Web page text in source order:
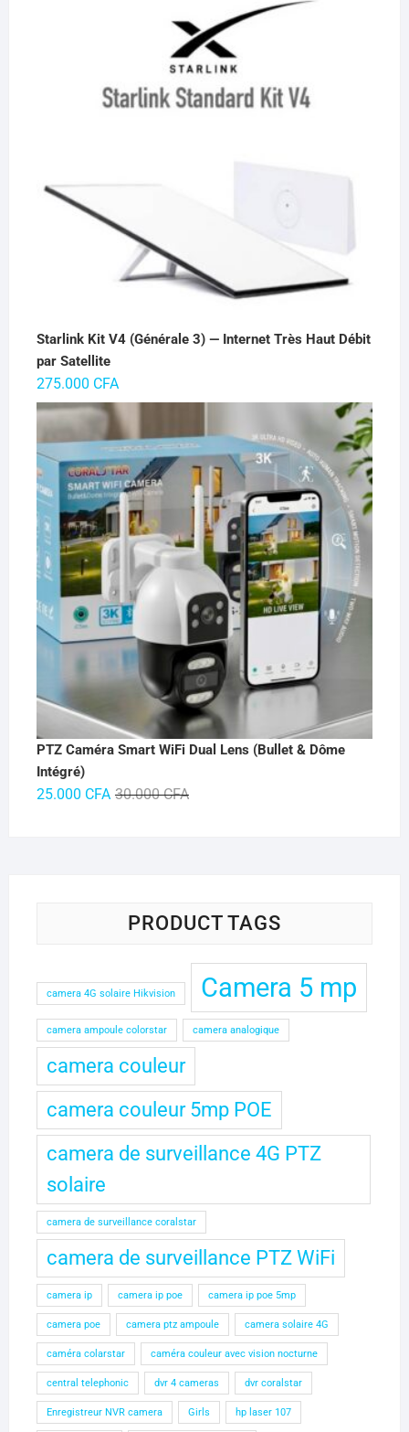
était :
65.000 CFA.
est :
55.000 CFA.
Starlink Kit V4 (Générale 3) — Internet Très Haut Débit
par Satellite
275.000 CFA
PTZ Caméra Smart WiFi Dual Lens (Bullet & Dôme
Intégré)
30.000CFALe
25.000 CFA
Le
PRODUCT TAGS
camera 4G solaire Hikvision Camera 5 mp
camera ampoule colorstar camera analogique
camera couleur
camera couleur 5mp POE
camera de surveillance 4G PTZ
solaire
camera de surveillance coralstar
camera de surveillance PTZ WiFi
camera ip camera ip poe camera ip poe 5mp
camera poe camera ptz ampoule camera solaire 4G
caméra colarstar caméra couleur avec vision nocturne
central telephonic dvr 4 cameras dvr coralstar
Enregistreur NVR camera Girls hp laser 107